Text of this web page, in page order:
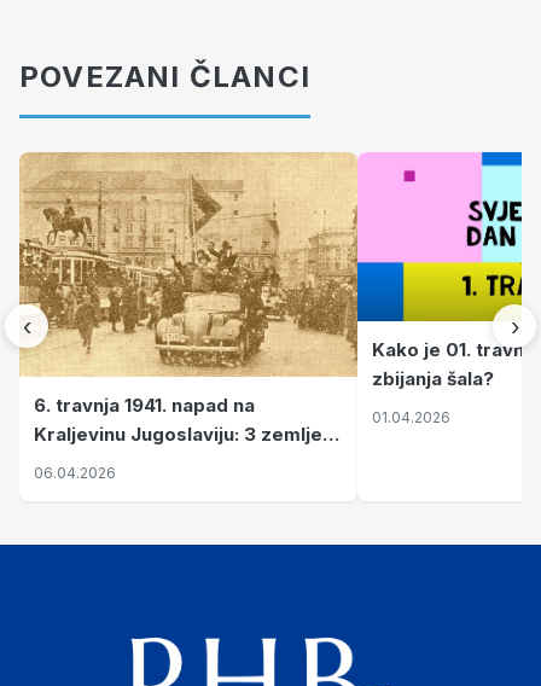
POVEZANI ČLANCI
‹
6. travnja 1941. napad na
Kraljevinu Jugoslaviju: 3 zemlje
nastale njenim raspadom
06.04.2026
Kako je 01.
zbijanja šala?
01.04.2026
›